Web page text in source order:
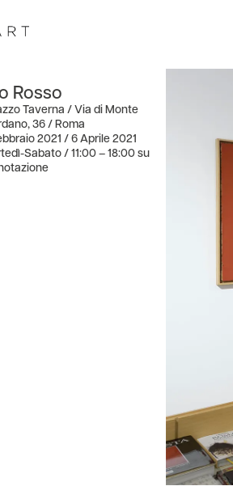
Rosso
Taverna / Via di Monte
36 / Roma
2021 / 6 Aprile 2021
Sabato / 11:00 – 18:00 su